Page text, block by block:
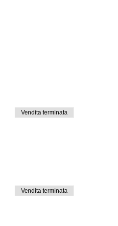
Vendita terminata
Vendita terminata